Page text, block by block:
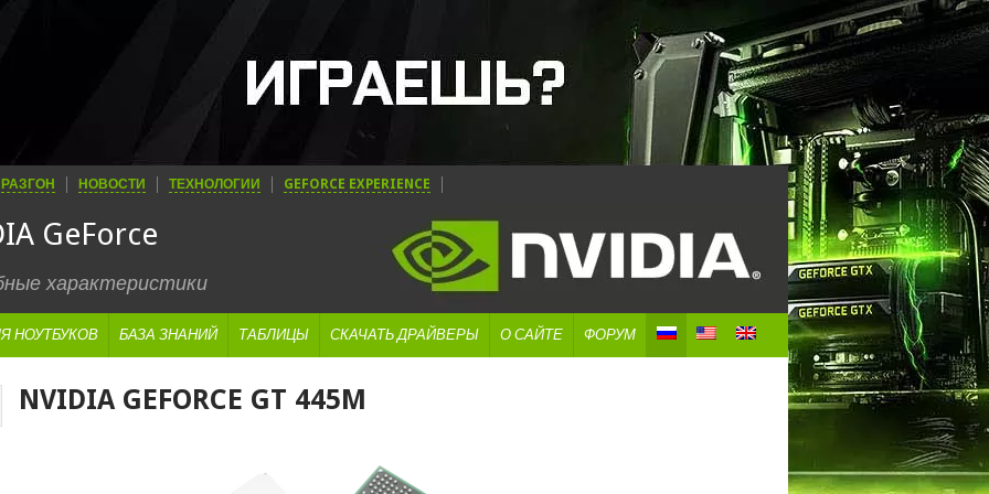
РАЗГОН НОВОСТИ ТЕХНОЛОГИИ GEFORCE EXPERIENCE
GeForce
характеристики
НОУТБУКОВ БАЗА ЗНАНИЙ ТАБЛИЦЫ СКАЧАТЬ ДРАЙВЕРЫ О САЙТЕ ФОРУМ
NVIDIA GEFORCE GT 445M